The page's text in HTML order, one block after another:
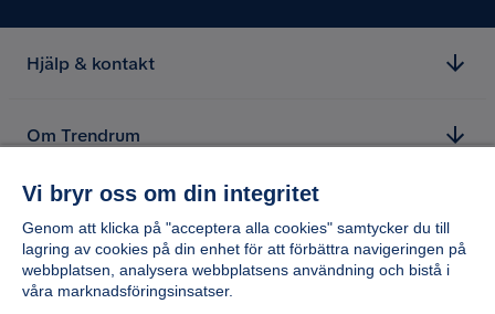
Hjälp & kontakt
Om Trendrum
Vi bryr oss om din integritet
Genom att klicka på "acceptera alla cookies" samtycker du till
lagring av cookies på din enhet för att förbättra navigeringen på
webbplatsen, analysera webbplatsens användning och bistå i
våra marknadsföringsinsatser.